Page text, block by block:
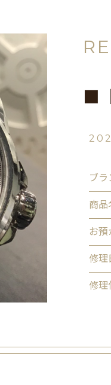
■
ブラ
商品
お預
修理
修理